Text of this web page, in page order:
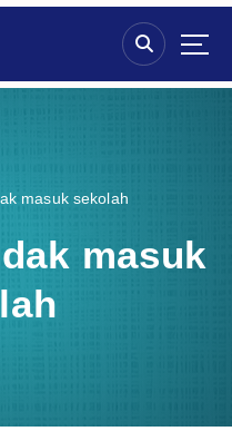
masuk sekolah
masuk